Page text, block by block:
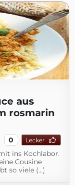
aus
rosmarin
0 Lecker
ins Kochlabor.
Cousine
so viele (...)